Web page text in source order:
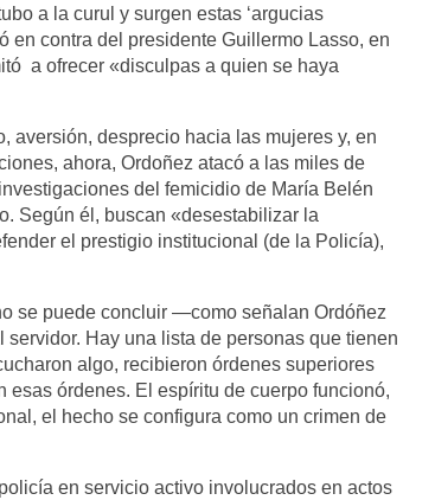
a la curul y surgen estas ‘argucias
en contra del presidente Guillermo Lasso, en
a ofrecer «disculpas a quien se haya
desprecio hacia las mujeres y, en
ahora, Ordoñez atacó a las miles de
del femicidio de María Belén
Según él, buscan «desestabilizar la
el prestigio institucional (de la Policía),
se puede concluir —como señalan Ordóñez
Hay una lista de personas que tienen
algo, recibieron órdenes superiores
órdenes. El espíritu de cuerpo funcionó,
el hecho se configura como un crimen de
en servicio activo involucrados en actos